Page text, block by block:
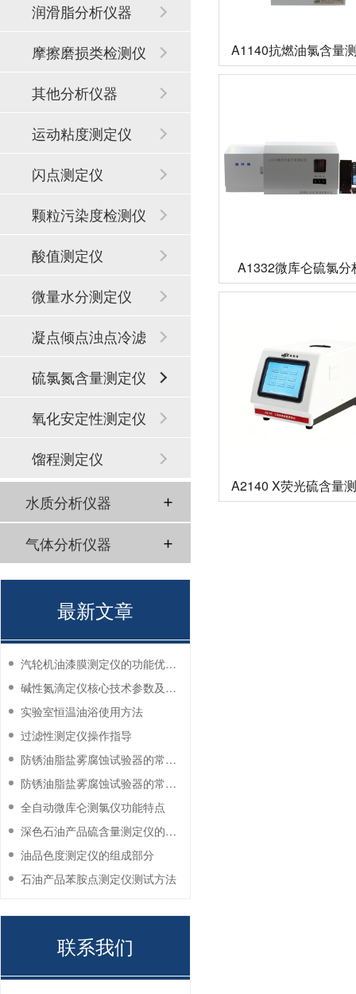
A1140抗燃油氯含量
A1332微库仑硫氯分
A2140 X荧光硫含量
润滑脂分析仪器
摩擦磨损类检测仪
器
其他分析仪器
运动粘度测定仪
闪点测定仪
颗粒污染度检测仪
酸值测定仪
微量水分测定仪
凝点倾点浊点冷滤
点
硫氯氮含量测定仪
氧化安定性测定仪
馏程测定仪
水质分析仪器
气体分析仪器
最新文章
汽轮机油漆膜测定仪的功能优势有哪些？
碱性氮滴定仪核心技术参数及应用说明
实验室恒温油浴使用方法
过滤性测定仪操作指导
防锈油脂盐雾腐蚀试验器的常见故障与解决方法
防锈油脂盐雾腐蚀试验器的常见故障与解决方法
全自动微库仑测氯仪功能特点
深色石油产品硫含量测定仪的工作环境要求
油品色度测定仪的组成部分
石油产品苯胺点测定仪测试方法
联系我们